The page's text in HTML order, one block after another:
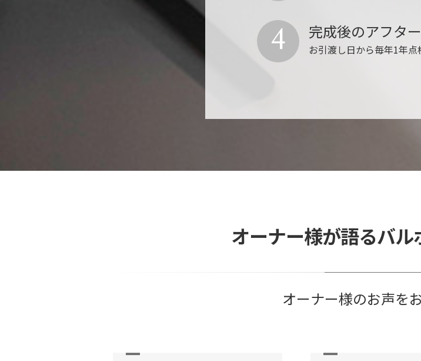
完成後のアフタ
お引渡し日から毎年1年
4
オーナー様が語るバ
オーナー様のお声を